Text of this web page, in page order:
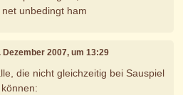
unbedingt ham
Dezember 2007, um 13:29
die nicht gleichzeitig bei Sauspiel